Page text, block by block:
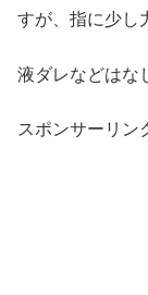
すが、指に少し
液ダレなどはな
スポンサーリン